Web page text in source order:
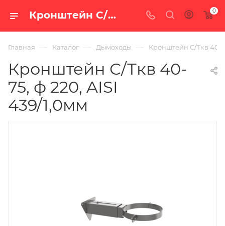
Кронштейн С/Ткв 40-75, ф 220, AISI 439/1,0мм — купить в Екатеринбурге по цене 3 816 руб. в интернет-магазине «100 печей.ру» 0
Главная — Каталог — Дымоходы — Кронштейн С/Ткв 40-
Кронштейн С/Ткв 40-
75, ф 220, AISI
439/1,0мм